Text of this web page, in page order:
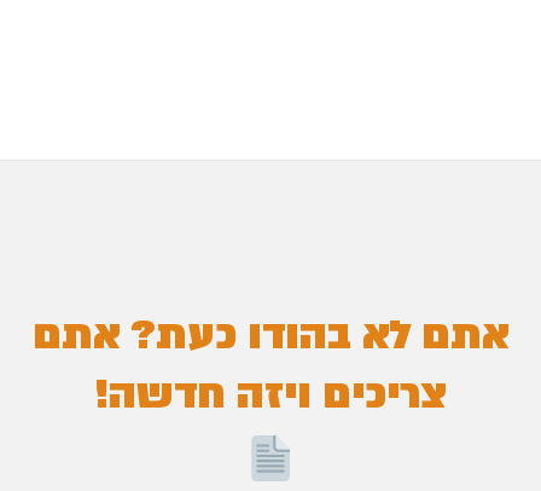
אתם לא בהודו כעת? אתם
צריכים ויזה חדשה!